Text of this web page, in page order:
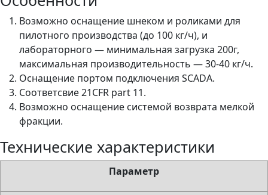
Возможно оснащение шнеком и роликами для
пилотного производства (до 100 кг/ч), и
лабораторного — минимальная загрузка 200г,
максимальная производительность — 30-40 кг/ч.
Оснащение портом подключения SCADA.
Соответсвие 21CFR part 11.
Возможно оснащение системой возврата мелкой
фракции.
Технические характеристики
Параметр